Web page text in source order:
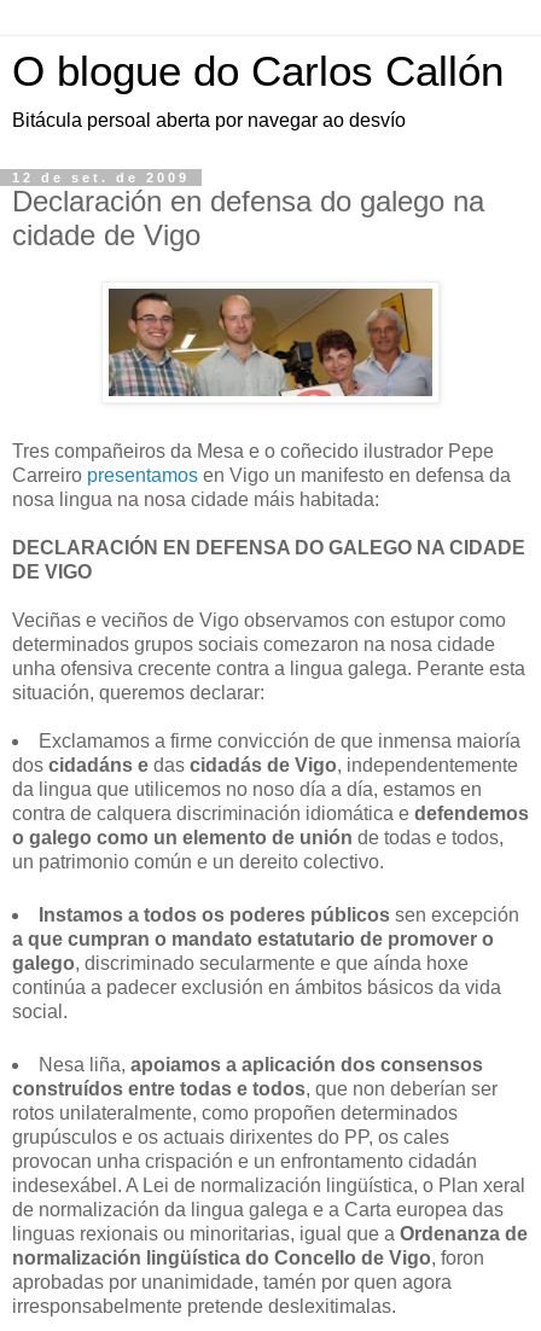
O blogue do Carlos Callón
Bitácula persoal aberta por navegar ao desvío
12 de set. de 2009
Declaración en defensa do galego na
cidade de Vigo
Tres compañeiros da Mesa e o coñecido ilustrador Pepe
Carreiro presentamos en Vigo un manifesto en defensa da
nosa lingua na nosa cidade máis habitada:
DECLARACIÓN EN DEFENSA DO GALEGO NA CIDADE
DE VIGO
Veciñas e veciños de Vigo observamos con estupor como
determinados grupos sociais comezaron na nosa cidade
unha ofensiva crecente contra a lingua galega. Perante esta
situación, queremos declarar:
Exclamamos a firme convicción de que inmensa maioría
dos cidadáns e das cidadás de Vigo, independentemente
da lingua que utilicemos no noso día a día, estamos en
contra de calquera discriminación idiomática e defendemos
o galego como un elemento de unión de todas e todos,
un patrimonio común e un dereito colectivo.
Instamos a todos os poderes públicossen excepción
a que cumpran o mandato estatutario de promover o
galego, discriminado secularmente e que aínda hoxe
continúa a padecer exclusión en ámbitos básicos da vida
social.
Nesa liña, apoiamos a aplicación dos consensos
construídos entre todas e todos, que non deberían ser
rotos unilateralmente, como propoñen determinados
grupúsculos e os actuais dirixentes do PP, os cales
provocan unha crispación e un enfrontamento cidadán
indesexábel. A Lei de normalización lingüística, o Plan xeral
de normalización da lingua galega e a Carta europea das
linguas rexionais ou minoritarias, igual que a Ordenanza de
normalización lingüística do Concello de Vigo, foron
aprobadas por unanimidade, tamén por quen agora
irresponsabelmente pretende deslexitimalas.